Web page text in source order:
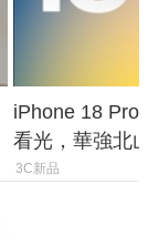
iPhone 18 Pro
看光，華強北
山寨機無法復
3C新品